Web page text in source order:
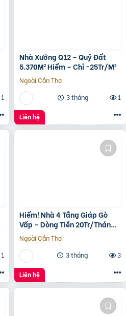
1
Nhà Xưởng Q12 – Quỹ Đất
5.370M² Hiếm – Chỉ ~25Tr/M²
Ngoài Cần Thơ
3 tháng
1
Liên hệ
1
Hiếm! Nhà 4 Tầng Giáp Gò
Vấp – Dòng Tiền 20Tr/Tháng
– Tương Lai Ra Mặt Tiền 12M
Ngoài Cần Thơ
3 tháng
3
Liên hệ